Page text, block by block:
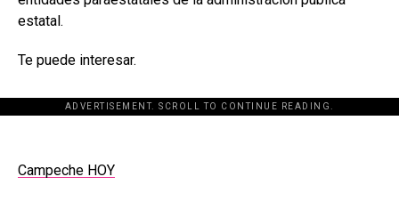
estatal.
Te puede interesar.
ADVERTISEMENT. SCROLL TO CONTINUE READING.
Campeche HOY